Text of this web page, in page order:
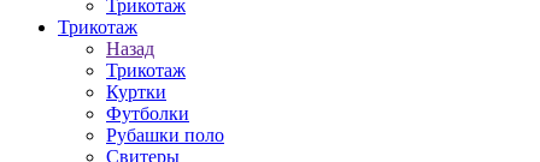
Трикотаж
Трикотаж
Назад
Трикотаж
Куртки
Футболки
Рубашки поло
Свитеры